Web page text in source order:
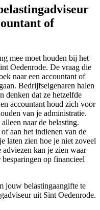
of
mee moet houden bij het
Oedenrode. De vraag die
naar een accountant of
Bedrijfseigenaren halen
denken dat ze hetzelfde
accountant houd zich voor
van je administratie.
naar de belasting.
aan het indienen van de
laten zien hoe je niet zoveel
adviezen kan je zien waar
op financieel
jouw belastingaangifte te
uit Sint Oedenrode.